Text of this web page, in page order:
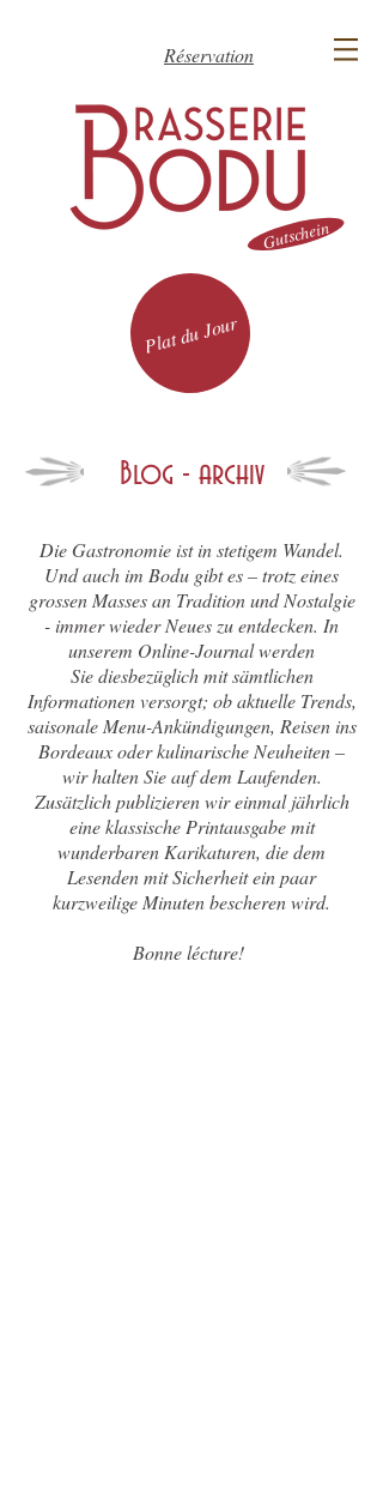
Réservation
Plat du Jour
Gutschein
Blog - archiv
Die Gastronomie ist in stetigem Wandel.
Und auch im Bodu gibt es – trotz eines
grossen Masses an Tradition und Nostalgie
- immer wieder Neues zu entdecken. In
unserem Online-Journal werden
Sie diesbezüglich mit sämtlichen
Informationen versorgt; ob aktuelle Trends,
saisonale Menu-Ankündigungen, Reisen ins
Bordeaux oder kulinarische Neuheiten –
wir halten Sie auf dem Laufenden.
Zusätzlich publizieren wir einmal jährlich
eine klassische Printausgabe mit
wunderbaren Karikaturen, die dem
Lesenden mit Sicherheit ein paar
kurzweilige Minuten bescheren wird.
Bonne lécture!